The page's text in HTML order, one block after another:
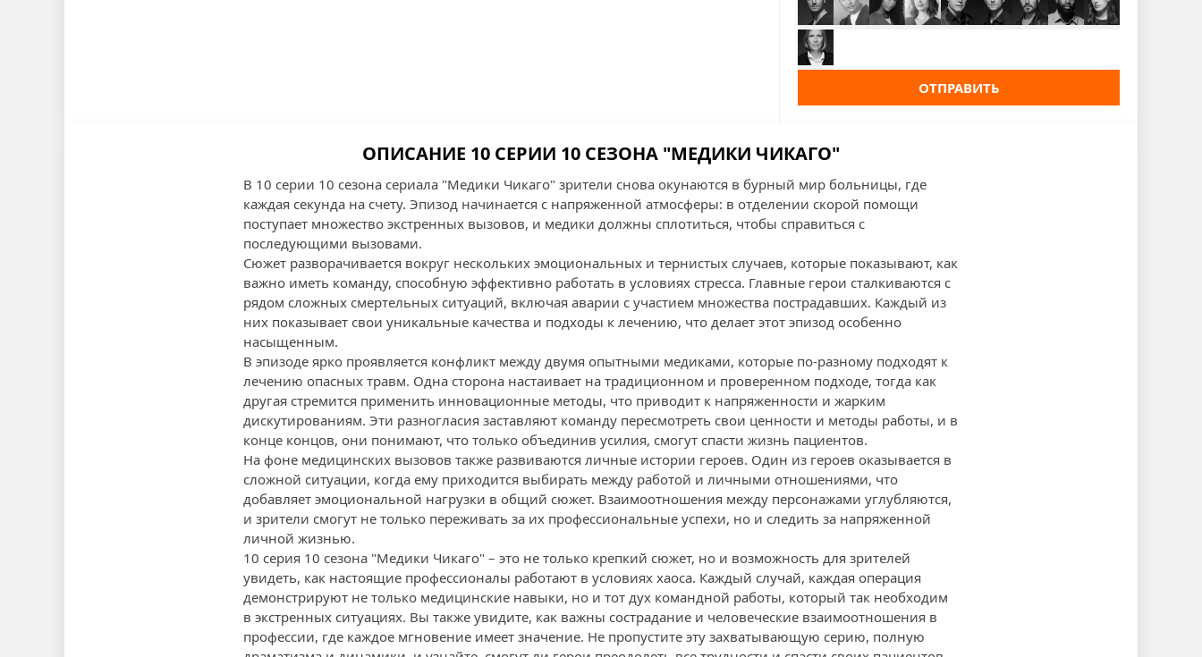
ОТПРАВИТЬ
ОПИСАНИЕ 10 СЕРИИ 10 СЕЗОНА "МЕДИКИ ЧИКАГО"
В 10 серии 10 сезона сериала "Медики Чикаго" зрители снова окунаются в бурный мир больницы, где
каждая секунда на счету. Эпизод начинается с напряженной атмосферы: в отделении скорой помощи
поступает множество экстренных вызовов, и медики должны сплотиться, чтобы справиться с
последующими вызовами.
Сюжет разворачивается вокруг нескольких эмоциональных и тернистых случаев, которые показывают, как
важно иметь команду, способную эффективно работать в условиях стресса. Главные герои сталкиваются с
рядом сложных смертельных ситуаций, включая аварии с участием множества пострадавших. Каждый из
них показывает свои уникальные качества и подходы к лечению, что делает этот эпизод особенно
насыщенным.
В эпизоде ярко проявляется конфликт между двумя опытными медиками, которые по-разному подходят к
лечению опасных травм. Одна сторона настаивает на традиционном и проверенном подходе, тогда как
другая стремится применить инновационные методы, что приводит к напряженности и жарким
дискутированиям. Эти разногласия заставляют команду пересмотреть свои ценности и методы работы, и в
конце концов, они понимают, что только объединив усилия, смогут спасти жизнь пациентов.
На фоне медицинских вызовов также развиваются личные истории героев. Один из героев оказывается в
сложной ситуации, когда ему приходится выбирать между работой и личными отношениями, что
добавляет эмоциональной нагрузки в общий сюжет. Взаимоотношения между персонажами углубляются,
и зрители смогут не только переживать за их профессиональные успехи, но и следить за напряженной
личной жизнью.
10 серия 10 сезона "Медики Чикаго" – это не только крепкий сюжет, но и возможность для зрителей
увидеть, как настоящие профессионалы работают в условиях хаоса. Каждый случай, каждая операция
демонстрируют не только медицинские навыки, но и тот дух командной работы, который так необходим
в экстренных ситуациях. Вы также увидите, как важны сострадание и человеческие взаимоотношения в
профессии, где каждое мгновение имеет значение. Не пропустите эту захватывающую серию, полную